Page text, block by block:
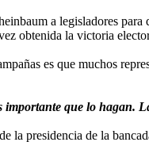
a legisladores
obtenida la victoria
es que muchos
que lo hagan.
la presidencia de la